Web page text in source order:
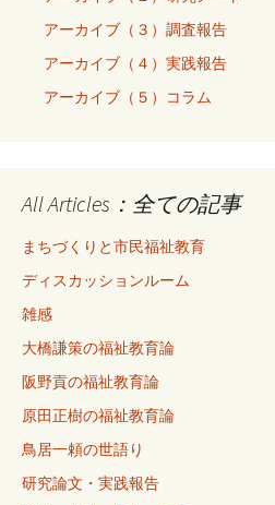
アーカイブ（３）調査報告
アーカイブ（４）実践報告
アーカイブ（５）コラム
All Articles：全ての記事
まちづくりと市民福祉教育
ディスカッションルーム
雑感
大橋謙策の福祉教育論
阪野貢の福祉教育論
原田正樹の福祉教育論
鳥居一頼の世語り
研究論文・実践報告